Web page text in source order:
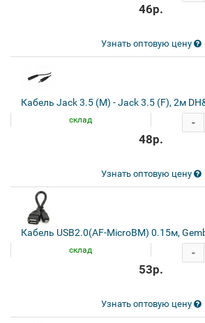
46р.
Узнать оптовую цену
Кабель Jack 3.5 (M) - Jack 3.5 (F), 2м
склад
-
48р.
Узнать оптовую цену
Кабель USB2.0(AF-MicroBM) 0.15м,
склад
-
53р.
Узнать оптовую цену